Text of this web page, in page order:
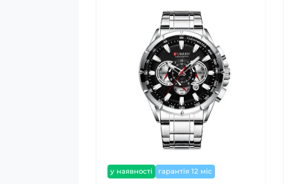
у наявності
гарантія 12 міс